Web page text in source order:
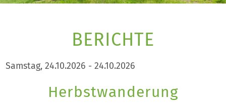
Berichte
Infothek
BERICHTE
Samstag, 24.10.2026 - 24.10.2026
Herbstwanderung